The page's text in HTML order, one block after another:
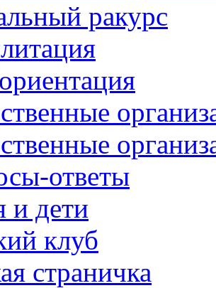
ракурс
ответы
и дети
клуб
страничка